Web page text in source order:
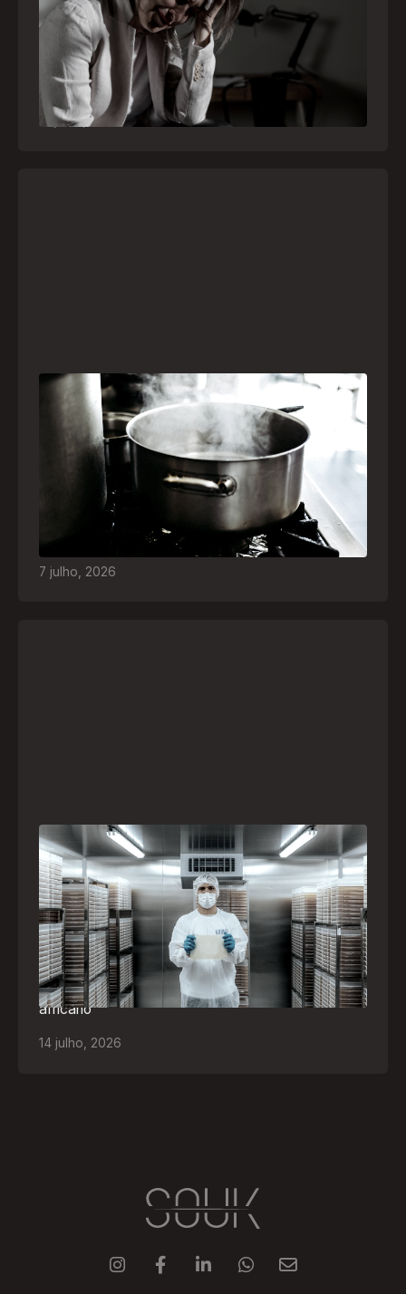
Surtos, tentativas de suicídio e episódios de
agitação intensa são considerados urgências
médicas e devem receber atendimento
especializado pelo telefone 192
21 julho, 2026
Frio leva brasileiros a improvisar para se
aquecer e aumenta risco de queimaduras
dentro de casa
O inverno chegou e, com ele, práticas perigosas
para espantar o frio voltam a ser comuns. Saiba
quais são os riscos e como agir em caso de
7 julho 2026
A paranaense Vuelo Pharma é uma das 13
empresas brasileiras selecionadas para
representar o Brasil na maior feira de
negócios de Angola
Empresa participará da FILDA 2026, em Luanda,
levando tecnologias brasileiras para tratamento de
feridas, ostomia e proteção cutânea ao mercado
africano
14 julho 2026
    